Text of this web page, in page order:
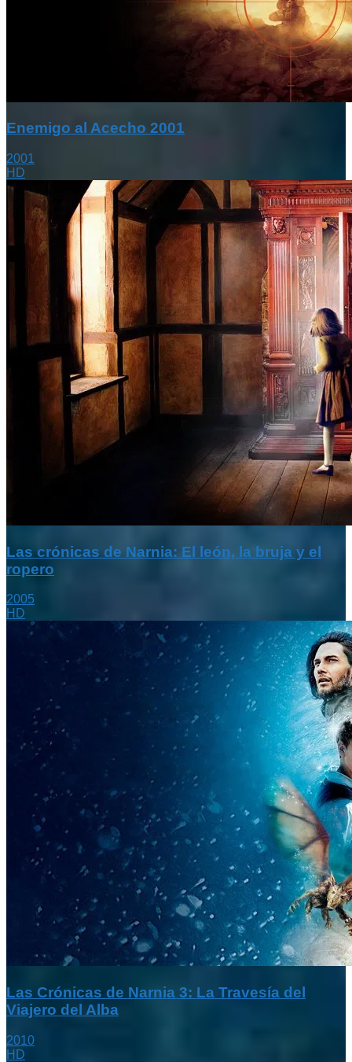
Enemigo al Acecho 2001
2001
HD
Las crónicas de Narnia: El león, la bruja y el
ropero
2005
HD
Las Crónicas de Narnia 3: La Travesía del
Viajero del Alba
2010
HD